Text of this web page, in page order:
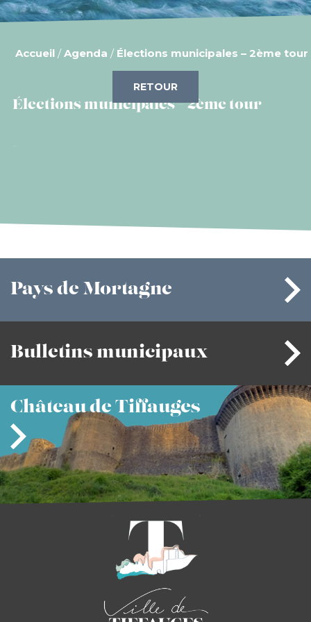
Accueil /Agenda / Élections municipales – 2ème tour
RETOUR
Élections municipales – 2ème tour
Pays de Mortagne
Bulletins municipaux
Châteaude Tiffauges